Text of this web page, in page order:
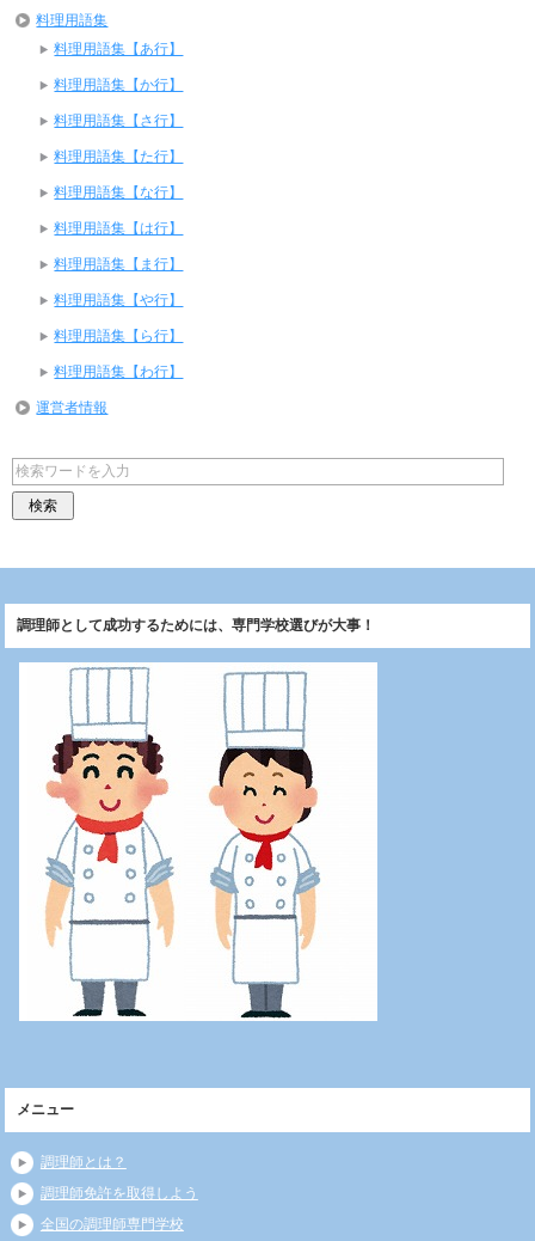
料理用語集
料理用語集【あ行】
料理用語集【か行】
料理用語集【さ行】
料理用語集【た行】
料理用語集【な行】
料理用語集【は行】
料理用語集【ま行】
料理用語集【や行】
料理用語集【ら行】
料理用語集【わ行】
運営者情報
調理師として成功するためには、専門学校選びが大事！
メニュー
調理師とは？
調理師免許を取得しよう
全国の調理師専門学校